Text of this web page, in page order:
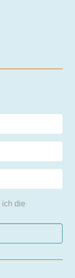
ich die